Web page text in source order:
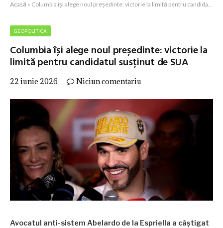
Acasă » Columbia își alege noul președinte: victorie la limită pentru candidatul susținut de SUA
GEOPOLITICA
Columbia își alege noul președinte: victorie la
limită pentru candidatul susținut de SUA
22 iunie 2026 Niciun comentariu
Avocatul anti-sistem Abelardo de la Espriella a câștigat